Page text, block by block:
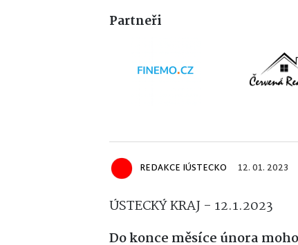
Partneři
REDAKCE IÚSTECKO 12. 01. 2023
ÚSTECKÝ KRAJ - 12.1.2023
Do konce měsíce února